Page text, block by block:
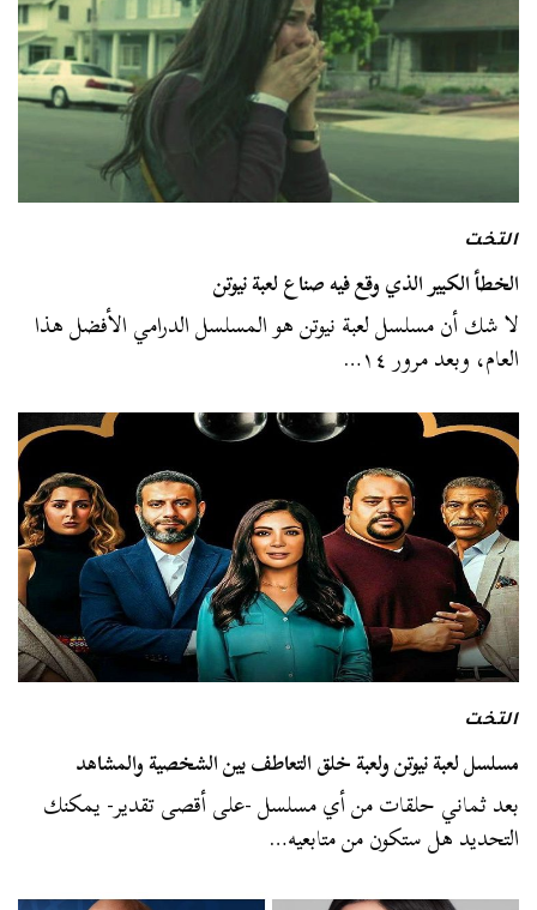
التخت
الخطأ الكبير الذي وقع فيه صناع لعبة نيوتن
لا شك أن مسلسل لعبة نيوتن هو المسلسل الدرامي الأفضل هذا
العام، وبعد مرور ١٤…
التخت
مسلسل لعبة نيوتن ولعبة خلق التعاطف بين الشخصية والمشاهد
بعد ثماني حلقات من أي مسلسل -على أقصى تقدير- يمكنك
التحديد هل ستكون من متابعيه…